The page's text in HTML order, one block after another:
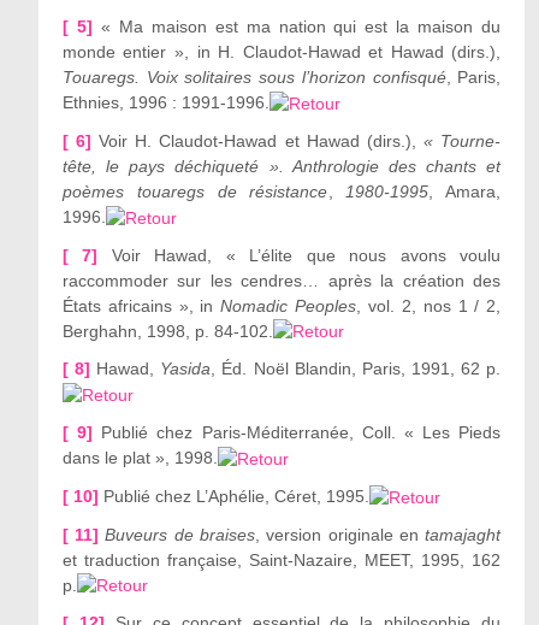
[ 5] « Ma maison est ma nation qui est la maison du
monde entier », in H. Claudot-Hawad et Hawad (dirs.),
Touaregs. Voix solitaires sous l’horizon confisqué, Paris,
Ethnies, 1996 : 1991-1996.
[ 6]Voir H. Claudot-Hawad et Hawad (dirs.),« Tourne-
tête, le pays déchiqueté ». Anthrologie des chants et
poèmes touaregs de résistance
1980-1995 , Amara,
1996.
[ 7] Voir Hawad, « L’élite que nous avons voulu
raccommoder sur les cendres… après la création des
États africains », inNomadic Peoples , vol. 2, nos 1 / 2,
Berghahn, 1998, p. 84-102.
[ 8] Hawad, Yasida, Éd. Noël Blandin, Paris, 1991, 62 p.
[ 9] Publié chez Paris-Méditerranée, Coll. « Les Pieds
dans le plat », 1998.
[ 10] Publié chez L’Aphélie, Céret, 1995.
[ 11]Buveurs de braises , version originale entamajaght
et traduction française, Saint-Nazaire, MEET, 1995, 162
p.